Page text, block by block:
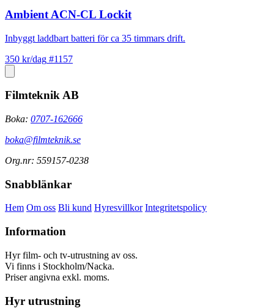
Ambient ACN-CL Lockit
Inbyggt laddbart batteri för ca 35 timmars drift.
350 kr/dag #1157
Filmteknik AB
Boka: 0707-162666
boka@filmteknik.se
Org.nr: 559157-0238
Snabblänkar
Hem Om oss Bli kund Hyresvillkor Integritetspolicy
Information
Hyr film- och tv-utrustning av oss.
Vi finns i Stockholm/Nacka.
Priser angivna exkl. moms.
Hyr utrustning